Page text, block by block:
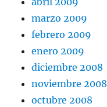
marzo 2009
febrero 2009
enero 2009
diciembre 2008
noviembre 2008
octubre 2008